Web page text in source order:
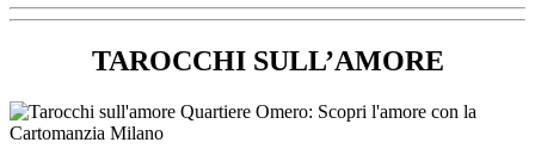
TAROCCHI SULL’AMORE